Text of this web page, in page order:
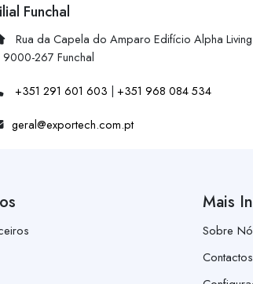
Funchal
Rua da Capela do Amparo Edifício Alpha
267 Funchal
+351 291 601 603 | +351 968 084 534
geral@exportech.com.pt
Mais
Sobre
Contactos